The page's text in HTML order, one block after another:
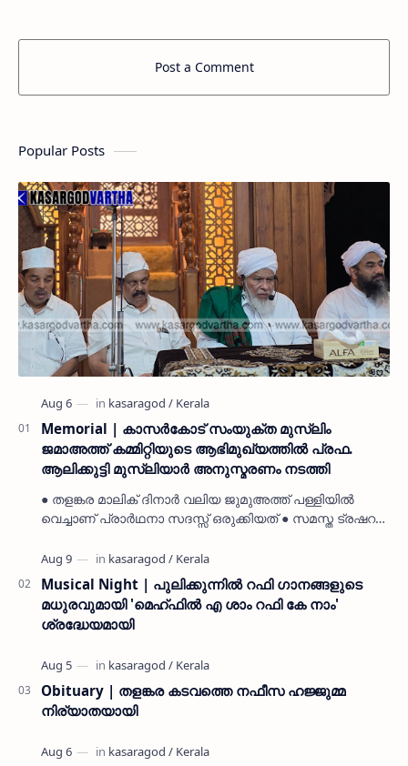
Post a Comment
Popular Posts
Memorial | കാസർകോട് സംയുക്ത മുസ്ലിം
ജമാഅത്ത് കമ്മിറ്റിയുടെ ആഭിമുഖ്യത്തിൽ പ്രഫ.
ആലിക്കുട്ടി മുസ്ലിയാർ അനുസ്മരണം നടത്തി
● തളങ്കര മാലിക് ദിനാർ വലിയ ജുമുഅത്ത് പള്ളിയിൽ
വെച്ചാണ് പ്രാർഥനാ സദസ്സ് ഒരുക്കിയത് ● സമസ്ത ട്രഷറർ
നൽകി കാസ…
Musical Night | പുലിക്കുന്നിൽ റഫി ഗാനങ്ങളുടെ
മധുരവുമായി 'മെഹ്ഫിൽ എ ശാം റഫി കേ നാം'
ശ്രദ്ധേയമായി
Obituary | തളങ്കര കടവത്തെ നഫീസ ഹജ്ജുമ്മ
നിര്യാതയായി